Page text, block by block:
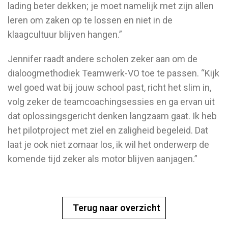
lading beter dekken; je moet namelijk met zijn allen
leren om zaken op te lossen en niet in de
klaagcultuur blijven hangen.”
Jennifer raadt andere scholen zeker aan om de
dialoogmethodiek Teamwerk-VO toe te passen. “Kijk
wel goed wat bij jouw school past, richt het slim in,
volg zeker de teamcoachingsessies en ga ervan uit
dat oplossingsgericht denken langzaam gaat. Ik heb
het pilotproject met ziel en zaligheid begeleid. Dat
laat je ook niet zomaar los, ik wil het onderwerp de
komende tijd zeker als motor blijven aanjagen.”
Terug naar overzicht